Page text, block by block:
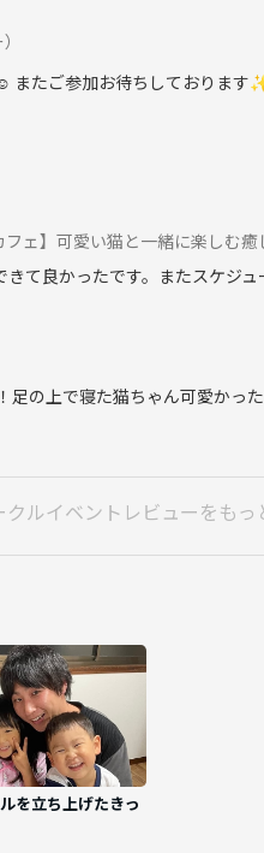
またご参加お待ちしております
】可愛い猫と一緒に楽しむ癒しの交流
て良かったです。またスケジ
足の上で寝た猫ちゃん可愛かっ
クルイベントレビューをもっ
を立ち上げたきっ